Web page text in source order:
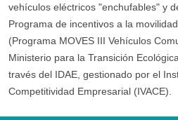
vehículos eléctricos "enchufables" y
Programa de incentivos a la
(Programa MOVES III Vehículos
Ministerio para la Transición
través del IDAE, gestionado por el
Competitividad Empresarial (IVACE).